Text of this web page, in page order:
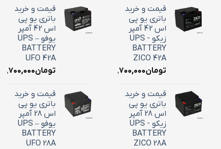
قیمت و خرید
باتری یو پی
اس 42 آمپر
زیکو - UPS
BATTERY
ZICO 42A
تومان۱۸,۷۰۰,۰۰۰
قیمت و خرید
باتری یو پی
اس 28 آمپر
زیکو - UPS
BATTERY
ZICO 28A
قیمت و خرید
باتری یو پی
اس 42 آمپر
یوفو – UPS
BATTERY
UFO 42A
تومان
قیمت و خرید
باتری یو پی
اس 28 آمپر
یوفو – UPS
BATTERY
UFO 28A